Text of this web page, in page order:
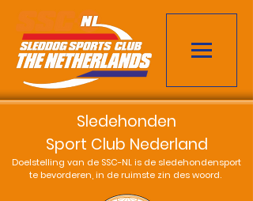
Sledehonden
Sport Club Nederland
Doelstelling van de SSC-NL is de sledehondensport
te bevorderen, in de ruimste zin des woord.